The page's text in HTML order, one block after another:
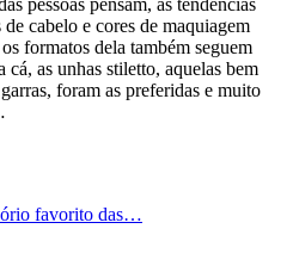
cabelo e cores de maquiagem
formatos dela também seguem
as unhas stiletto, aquelas bem
foram as preferidas e muito
favorito das…